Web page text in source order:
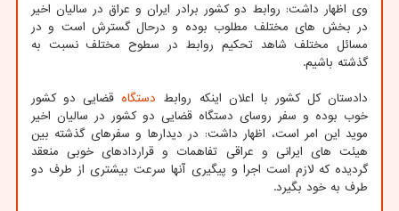
وی اظهار داشت: روابط دو کشور برادر ایران و عراق در سالیان اخیر
در بخش های مختلف مطلوب بوده و درحال گسترش است و در
مسائل مختلف شاهد تحکیم روابط در سطوح مختلف نسبت به
گذشته باشیم.
دادستان کل کشور با اعلان اینکه روابط دستگاه قضایی دو کشور
خوب بوده و سفر روسای دستگاه قضایی دو کشور در سالیان اخیر
موید این امر است، اظهار داشت: در دیدارها و سفرهای گذشته بین
هیئت های ایرانی و عراقی تفاهمات و قراردادهای خوبی منعقد
گردیده که لازم است اجرا و پیگیری آنها سرعت بیشتری از طرف دو
طرف به خود بگیرد.